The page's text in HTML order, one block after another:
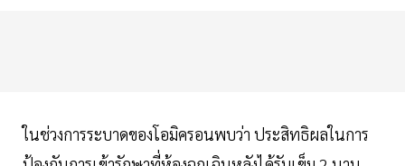
ในช่วงการระบาดของโอมิครอนพบว่า ประสิทธิผลในการ